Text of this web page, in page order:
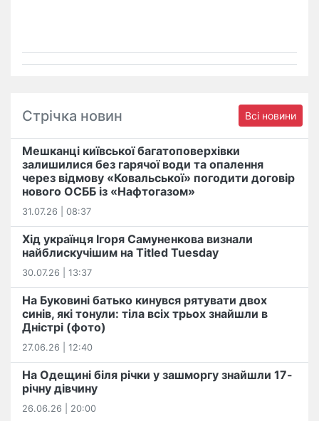
Стрічка новин Всі новини
Мешканці київської багатоповерхівки
залишилися без гарячої води та опалення
через відмову «Ковальської» погодити договір
нового ОСББ із «Нафтогазом»
31.07.26 | 08:37
Хід українця Ігоря Самуненкова визнали
найблискучішим на Titled Tuesday
30.07.26 | 13:37
На Буковині батько кинувся рятувати двох
синів, які тонули: тіла всіх трьох знайшли в
Дністрі (фото)
27.06.26 | 12:40
На Одещині біля річки у зашморгу знайшли 17-
річну дівчину
26.06.26 | 20:00